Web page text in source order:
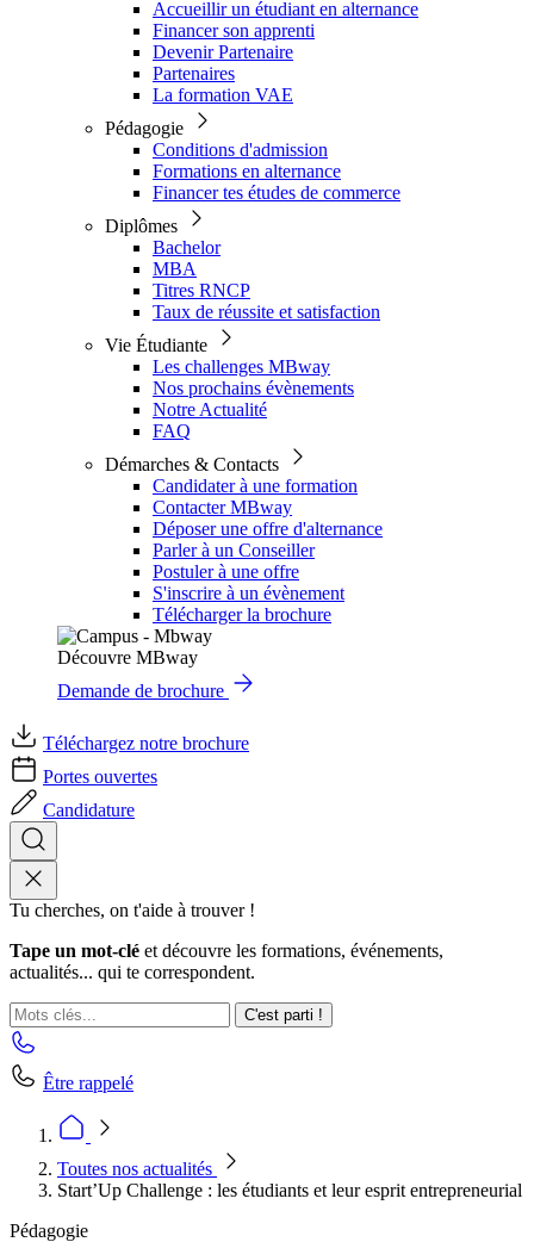
Accueillir un étudiant en alternance
Financer son apprenti
Devenir Partenaire
Partenaires
La formation VAE
Pédagogie
Conditions d'admission
Formations en alternance
Financer tes études de commerce
Diplômes
Bachelor
MBA
Titres RNCP
Taux de réussite et satisfaction
Vie Étudiante
Les challenges MBway
Nos prochains évènements
Notre Actualité
FAQ
Démarches & Contacts
Candidater à une formation
Contacter MBway
Déposer une offre d'alternance
Parler à un Conseiller
Postuler à une offre
S'inscrire à un évènement
Télécharger la brochure
Découvre MBway
Demande de brochure
Téléchargez notre brochure
Portes ouvertes
Candidature
Tu cherches, on t'aide à trouver !
Tape un mot-clé et découvre les formations, événements,
actualités... qui te correspondent.
C'est parti !
Être rappelé
Toutes nos actualités
Start’Up Challenge : les étudiants et leur esprit entrepreneurial
Pédagogie